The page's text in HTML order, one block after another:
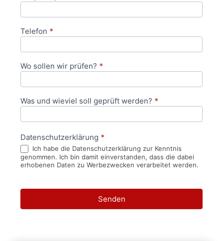
Telefon *
Wo sollen wir prüfen? *
Was und wieviel soll geprüft werden? *
Datenschutzerklärung *
Ich habe die Datenschutzerklärung zur Kenntnis
genommen. Ich bin damit einverstanden, dass die dabei
erhobenen Daten zu Werbezwecken verarbeitet werden.
Senden